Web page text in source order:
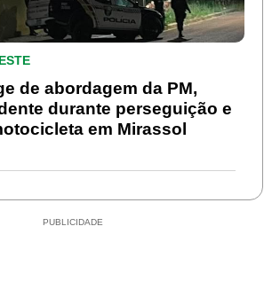
de abordagem da PM,
durante perseguição e
em Mirassol
PUBLICIDADE